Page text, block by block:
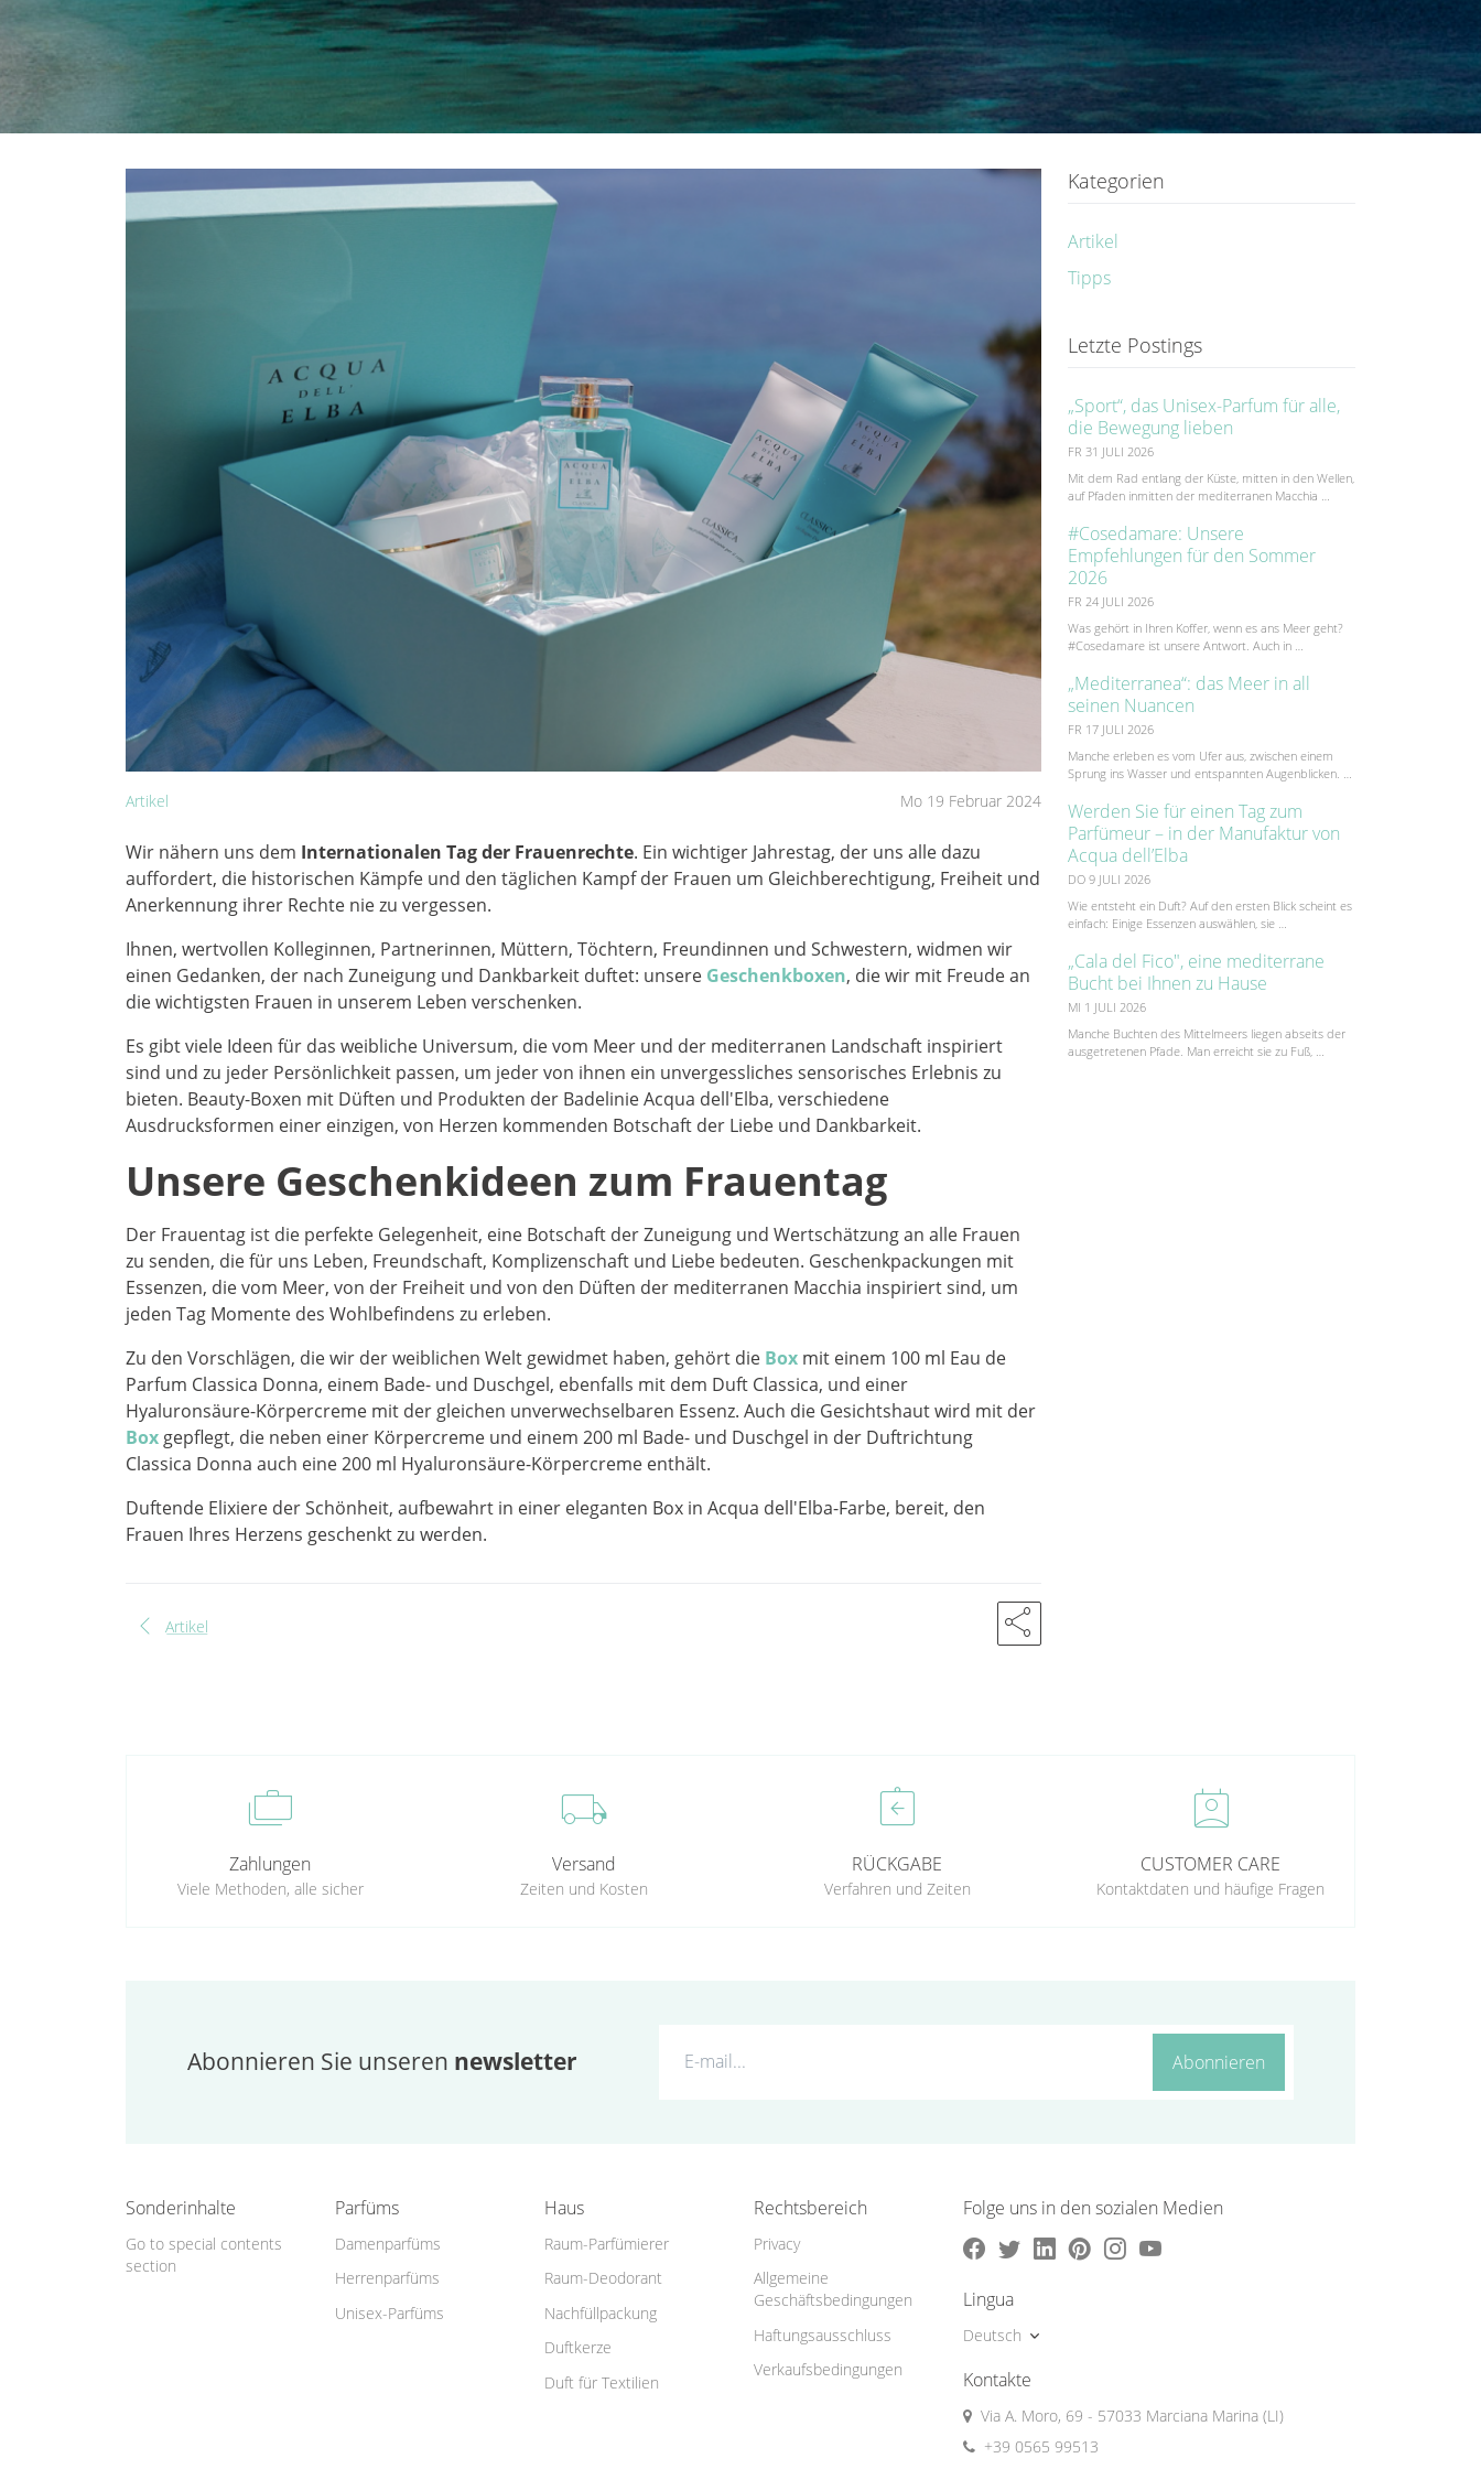
Mo 19 Februar 2024
Artikel
Wir nähern uns dem Internationalen Tag der Frauenrechte. Ein wichtiger Jahrestag, der uns alle dazu
auffordert, die historischen Kämpfe und den täglichen Kampf der Frauen um Gleichberechtigung, Freiheit und
Anerkennung ihrer Rechte nie zu vergessen.
Ihnen, wertvollen Kolleginnen, Partnerinnen, Müttern, Töchtern, Freundinnen und Schwestern, widmen wir
einen Gedanken, der nach Zuneigung und Dankbarkeit duftet: unsere Geschenkboxen, die wir mit Freude an
die wichtigsten Frauen in unserem Leben verschenken.
Es gibt viele Ideen für das weibliche Universum, die vom Meer und der mediterranen Landschaft inspiriert
sind und zu jeder Persönlichkeit passen, um jeder von ihnen ein unvergessliches sensorisches Erlebnis zu
bieten. Beauty-Boxen mit Düften und Produkten der Badelinie Acqua dell'Elba, verschiedene
Ausdrucksformen einer einzigen, von Herzen kommenden Botschaft der Liebe und Dankbarkeit.
Unsere Geschenkideen zum Frauentag
Der Frauentag ist die perfekte Gelegenheit, eine Botschaft der Zuneigung und Wertschätzung an alle Frauen
zu senden, die für uns Leben, Freundschaft, Komplizenschaft und Liebe bedeuten. Geschenkpackungen mit
Essenzen, die vom Meer, von der Freiheit und von den Düften der mediterranen Macchia inspiriert sind, um
jeden Tag Momente des Wohlbefindens zu erleben.
Zu den Vorschlägen, die wir der weiblichen Welt gewidmet haben, gehört die Box mit einem 100 ml Eau de
Parfum Classica Donna, einem Bade- und Duschgel, ebenfalls mit dem Duft Classica, und einer
Hyaluronsäure-Körpercreme mit der gleichen unverwechselbaren Essenz. Auch die Gesichtshaut wird mit der
Box gepflegt, die neben einer Körpercreme und einem 200 ml Bade- und Duschgel in der Duftrichtung
Classica Donna auch eine 200 ml Hyaluronsäure-Körpercreme enthält.
Duftende Elixiere der Schönheit, aufbewahrt in einer eleganten Box in Acqua dell'Elba-Farbe, bereit, den
Frauen Ihres Herzens geschenkt zu werden.
chevron_left Artikel share
Kategorien
Artikel
Tipps
Letzte Postings
„Sport“, das Unisex-Parfum für alle,
die Bewegung lieben
FR 31 JULI 2026
Mit dem Rad entlang der Küste, mitten in den Wellen,
auf Pfaden inmitten der mediterranen Macchia …
#Cosedamare: Unsere
Empfehlungen für den Sommer
2026
FR 24 JULI 2026
Was gehört in Ihren Koffer, wenn es ans Meer geht?
#Cosedamare ist unsere Antwort. Auch in …
„Mediterranea“: das Meer in all
seinen Nuancen
FR 17 JULI 2026
Manche erleben es vom Ufer aus, zwischen einem
Sprung ins Wasser und entspannten Augenblicken. …
Werden Sie für einen Tag zum
Parfümeur – in der Manufaktur von
Acqua dell’Elba
DO 9 JULI 2026
Wie entsteht ein Duft? Auf den ersten Blick scheint es
einfach: Einige Essenzen auswählen, sie …
„Cala del Fico", eine mediterrane
Bucht bei Ihnen zu Hause
MI 1 JULI 2026
Manche Buchten des Mittelmeers liegen abseits der
ausgetretenen Pfade. Man erreicht sie zu Fuß, …
cases
Zahlungen
Viele Methoden, alle sicher
local_shipping
Versand
Zeiten und Kosten
assignment_return
RÜCKGABE
Verfahren und Zeiten
perm_contact_calendar
CUSTOMER CARE
Kontaktdaten und häufige Fragen
Abonnieren Sie unseren newsletter Abonnieren
Sonderinhalte
Go to special contents
section
Parfüms
Damenparfüms
Herrenparfüms
Unisex-Parfüms
Haus
Raum-Parfümierer
Raum-Deodorant
Nachfüllpackung
Duftkerze
Duft für Textilien
Rechtsbereich
Privacy
Allgemeine
Geschäftsbedingungen
Haftungsausschluss
Verkaufsbedingungen
Folge uns in den sozialen Medien
Lingua
Deutsch
Kontakte
Via A. Moro, 69 - 57033 Marciana Marina (LI)
+39 0565 99513